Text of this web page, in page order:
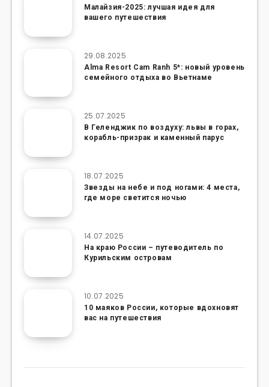
Малайзия-2025: лучшая идея для
вашего путешествия
29.08.2025
Alma Resort Cam Ranh 5*: новый уровень
семейного отдыха во Вьетнаме
25.07.2025
В Геленджик по воздуху: львы в горах,
корабль-призрак и каменный парус
18.07.2025
Звезды на небе и под ногами: 4 места,
где море светится ночью
14.07.2025
На краю России – путеводитель по
Курильским островам
10.07.2025
10 маяков России, которые вдохновят
вас на путешествия